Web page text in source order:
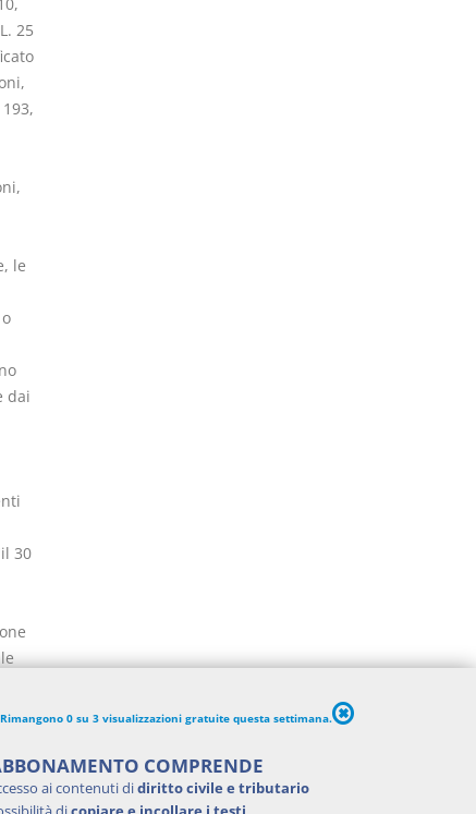
25
le
dai
30
Rimangono 0 su 3 visualizzazioni gratuite questa settimana.
COMPRENDE
ai contenuti didiritto civile e tributario